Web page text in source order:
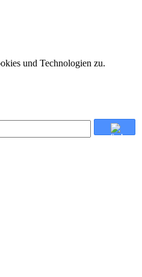
und Technologien zu.